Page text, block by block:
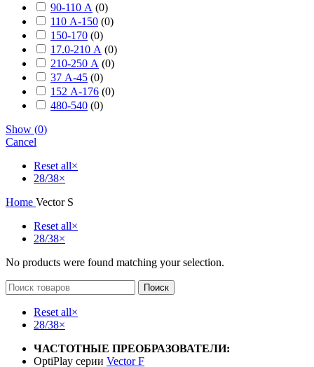
90-110 А (0)
110 А-150 (0)
150-170 (0)
17.0-210 А (0)
210-250 А (0)
37 А-45 (0)
152 А-176 (0)
480-540 (0)
Show (0)
Cancel
Reset all×
28/38×
Home Vector S
Reset all×
28/38×
No products were found matching your selection.
Поиск
Reset all×
28/38×
ЧАСТОТНЫЕ ПРЕОБРАЗОВАТЕЛИ:
OptiPlay серии Vector F